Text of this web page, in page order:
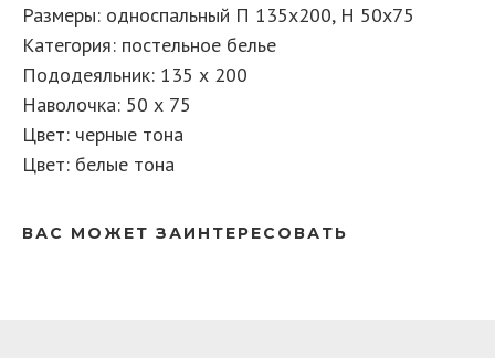
Размеры: односпальный П 135х200, Н 50х75
Категория: постельное белье
Пододеяльник: 135 х 200
Наволочка: 50 х 75
Цвет: черные тона
Цвет: белые тона
ВАС МОЖЕТ ЗАИНТЕРЕСОВАТЬ